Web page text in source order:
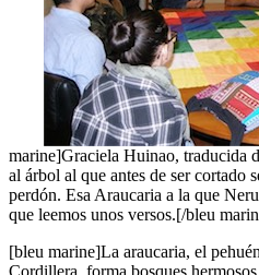
marine]Graciela Huinao, traducida
al árbol al que antes de ser cortado
perdón. Esa Araucaria a la que
que leemos unos versos.[/bleu
[bleu marine]La araucaria, el
Cordillera, forma bosques